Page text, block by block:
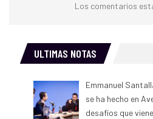
Los comentarios
ULTIMAS NOTAS
Emmanuel
se ha hecho en
desafíos que